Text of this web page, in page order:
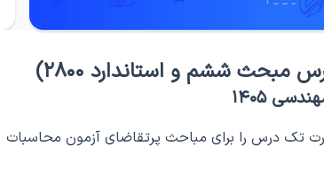
مبحث ششم و استاندارد ۲۸۰۰)
۱۴۰۵
تک‌ درس را برای مباحث پرتقاضای آزمون محاسبات